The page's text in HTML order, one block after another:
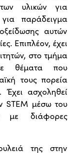
υλικών για
παράδειγμα
αυτών
Επιπλέον, έχει
στο τμήμα
θέματα που
τους πορεία
Έχει ασχοληθεί
STEM μέσω του
με διάφορες
της στην